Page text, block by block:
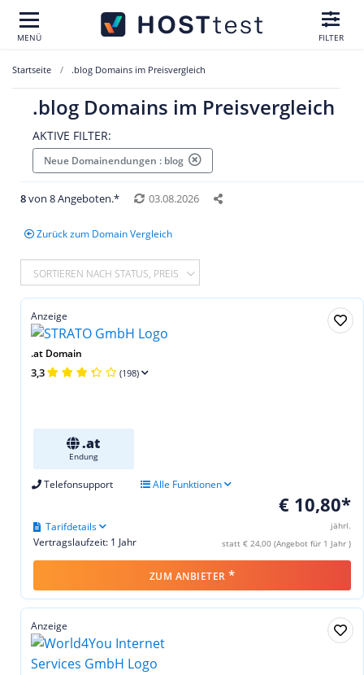
MENÜ FILTER
Startseite .blog Domains im Preisvergleich
.blog Domains im Preisvergleich
AKTIVE FILTER:
Neue Domainendungen : blog
8von 8 Angeboten.* 03.08.2026
Zurück zum Domain Vergleich
SORTIEREN NACH STATUS, PREIS
Anzeige
.at Domain
3,3 (198)
.at
Endung
Telefonsupport Alle Funktionen
€ 10,80*
jährl.
statt € 24,00 (Angebot für 1 Jahr )
Vertragslaufzeit: 1 Jahr
Tarifdetails
ZUM ANBIETER *
Anzeige